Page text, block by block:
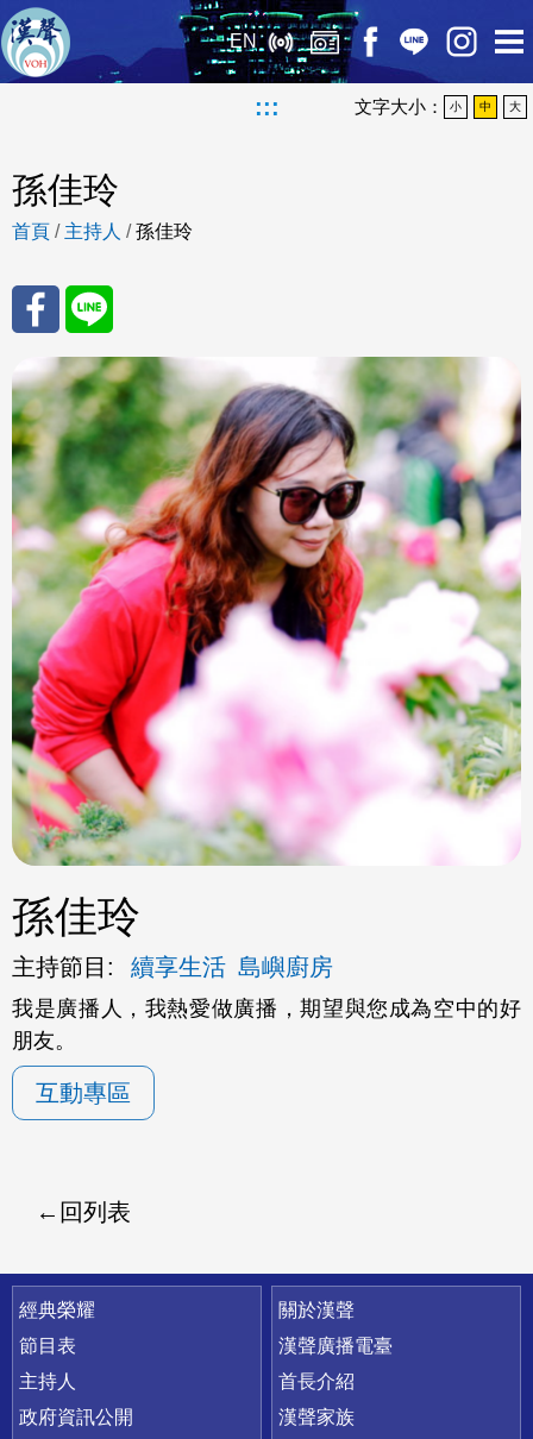
EN
::: 文字大小： 小 中 大
孫佳玲
首頁 / 主持人 /孫佳玲
分享
至
Fac
eBo
ok
分享
至
Line
孫佳玲
主持節目: 續享生活 島嶼廚房
我是廣播人，我熱愛做廣播，期望與您成為空中的好
朋友。
互動專區
回列表
快速連結
經典榮耀
節目表
主持人
政府資訊公開
關於漢聲
漢聲廣播電臺
首長介紹
漢聲家族